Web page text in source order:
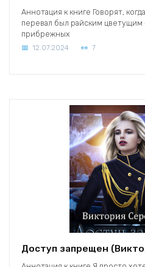
Аннотация к книге Говорят,
перевал был райским цветущим
прибрежных
12.07.2024 7
Доступ запрещен